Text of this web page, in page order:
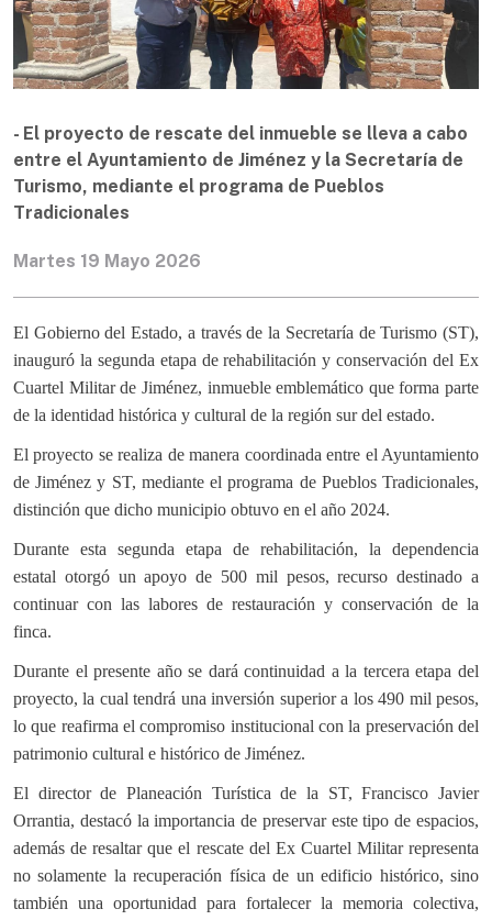
- El proyecto de rescate del inmueble se lleva a cabo
entre el Ayuntamiento de Jiménez y la Secretaría de
Turismo, mediante el programa de Pueblos
Tradicionales
Martes 19 Mayo 2026
El Gobierno del Estado, a través de la Secretaría de Turismo (ST),
inauguró la segunda etapa de rehabilitación y conservación del Ex
Cuartel Militar de Jiménez, inmueble emblemático que forma parte
de la identidad histórica y cultural de la región sur del estado.
El proyecto se realiza de manera coordinada entre el Ayuntamiento
de Jiménez y ST, mediante el programa de Pueblos Tradicionales,
distinción que dicho municipio obtuvo en el año 2024.
Durante esta segunda etapa de rehabilitación, la dependencia
estatal otorgó un apoyo de 500 mil pesos, recurso destinado a
continuar con las labores de restauración y conservación de la
finca.
Durante el presente año se dará continuidad a la tercera etapa del
proyecto, la cual tendrá una inversión superior a los 490 mil pesos,
lo que reafirma el compromiso institucional con la preservación del
patrimonio cultural e histórico de Jiménez.
El director de Planeación Turística de la ST, Francisco Javier
Orrantia, destacó la importancia de preservar este tipo de espacios,
además de resaltar que el rescate del Ex Cuartel Militar representa
no solamente la recuperación física de un edificio histórico, sino
también una oportunidad para fortalecer la memoria colectiva,